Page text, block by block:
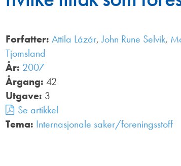
Forfatter: Attila Lázár,John Rune Selvik,
Tjomsland
År: 2007
Årgang: 42
Utgave: 3
Se artikkel
Tema: Internasjonale saker/foreningsstoff